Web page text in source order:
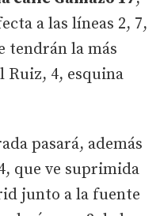
a las líneas 2, 7,
tendrán la más
Ruiz, 4, esquina
pasará, además
que ve suprimida
junto a la fuente